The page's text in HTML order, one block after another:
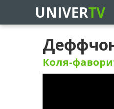
UNIVERTV
Коля-